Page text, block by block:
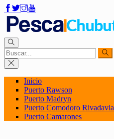
Inicio
Puerto Rawson
Puerto Madryn
Puerto Comodoro Rivadavia
Puerto Camarones